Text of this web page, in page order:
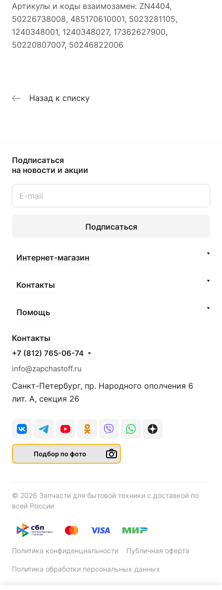
Артикулы и коды взаимозамен: ZN4404,
50226738008, 485170610001, 5023281105,
1240348001, 1240348027, 17362627900,
50220807007, 50246822006
Назад к списку
Подписаться
на новости и акции
Подписаться
Интернет-магазин
Контакты
Помощь
Контакты
+7 (812) 765-06-74
info@zapchastoff.ru
Санкт-Петербург, пр. Народного ополчения 6
лит. А, секция 26
Подбор по фото
© 2026 Запчасти для бытовой техники с доставкой по
всей России
Политика конфиденциальности Публичная оферта
Политика обработки персональных данных